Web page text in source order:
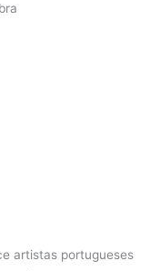
artistas portugueses